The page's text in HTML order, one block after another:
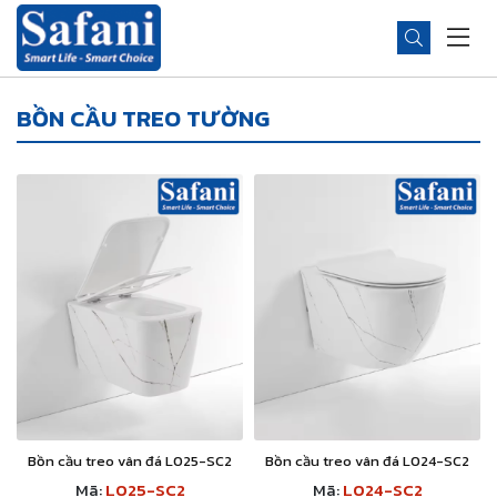
BỒN CẦU TREO TƯỜNG
Bồn cầu treo vân đá L025-SC2
Mã:L025-SC2
Bồn cầu treo vân đá L024-SC2
Mã:L024-SC2